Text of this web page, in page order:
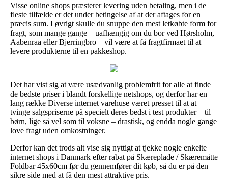
Visse online shops præsterer levering uden betaling, men i de
fleste tilfælde er det under betingelse af at der aftages for en
præcis sum. I øvrigt skulle du snuppe den mest letkøbte form for
fragt, som mange gange – uafhængig om du bor ved Hørsholm,
Aabenraa eller Bjerringbro – vil være at få fragtfirmaet til at
levere produkterne til en pakkeshop.
Det har vist sig at være usædvanlig problemfrit for alle at finde
de bedste priser i blandt forskellige netshops, og derfor har en
lang række Diverse internet varehuse været presset til at at
tvinge salgspriserne på specielt deres bedst i test produkter – til
børn, lige så vel som til voksne – drastisk, og endda nogle gange
love fragt uden omkostninger.
Derfor kan det trods alt vise sig nyttigt at tjekke nogle enkelte
internet shops i Danmark efter rabat på Skæreplade / Skæremåtte
Foldbar 45x60cm før du gennemfører dit køb, så du er på den
sikre side med at få den mest attraktive pris.